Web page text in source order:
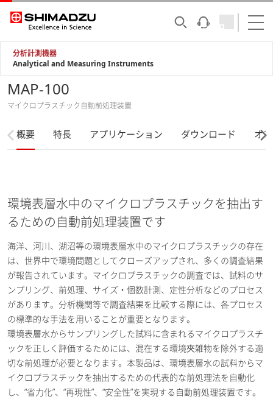
分析計測機器
Analytical and Measuring Instruments
MAP-100
マイクロプラスチック自動前処理装置
概要 特長 アプリケーション ダウンロード オ
環境表層水中のマイクロプラスチックを抽出す
るための自動前処理装置です
海洋、河川、湖沼等の環境表層水中のマイクロプラスチックの存在
は、世界中で環境問題としてクローズアップされ、多くの調査結果
が報告されています。マイクロプラスチックの調査では、試料のサ
ンプリング、前処理、サイズ・個数計測、定性分析などのプロセス
があります。分析機関等で調査結果を比較する際には、各プロセス
の標準的な手法を用いることが重要となります。
環境表層水からサンプリングした試料に含まれるマイクロプラスチ
ックを正しく評価するためには、混在する環境夾雑物を除外する適
切な前処理が必要となります。本製品は、環境表層水の試料からマ
イクロプラスチックを抽出するための代表的な前処理法を自動化
し、“省力化”、“再現性”、“安全性”を実現する自動前処理装置です。